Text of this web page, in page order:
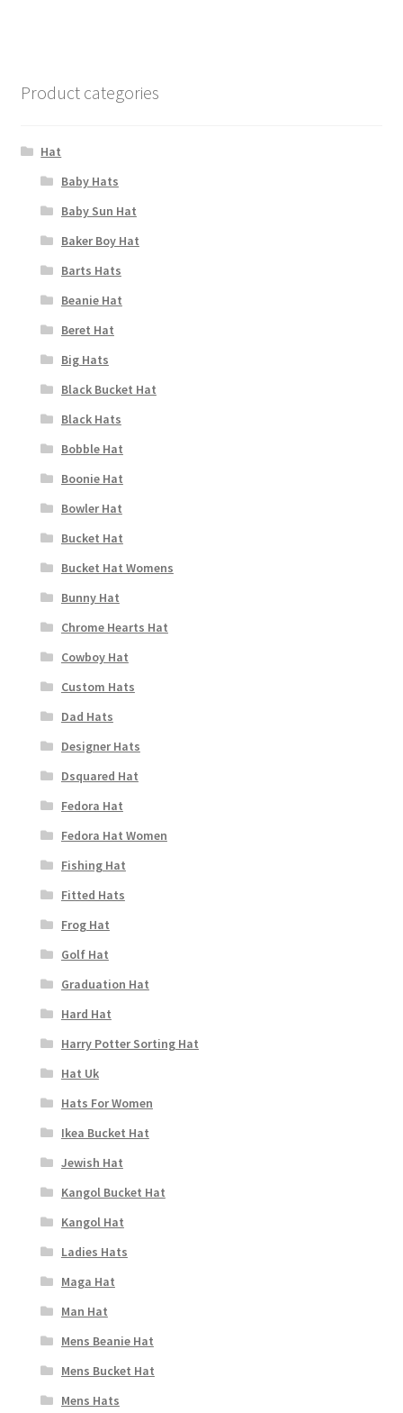
Product categories
Hat
Baby Hats
Baby Sun Hat
Baker Boy Hat
Barts Hats
Beanie Hat
Beret Hat
Big Hats
Black Bucket Hat
Black Hats
Bobble Hat
Boonie Hat
Bowler Hat
Bucket Hat
Bucket Hat Womens
Bunny Hat
Chrome Hearts Hat
Cowboy Hat
Custom Hats
Dad Hats
Designer Hats
Dsquared Hat
Fedora Hat
Fedora Hat Women
Fishing Hat
Fitted Hats
Frog Hat
Golf Hat
Graduation Hat
Hard Hat
Harry Potter Sorting Hat
Hat Uk
Hats For Women
Ikea Bucket Hat
Jewish Hat
Kangol Bucket Hat
Kangol Hat
Ladies Hats
Maga Hat
Man Hat
Mens Beanie Hat
Mens Bucket Hat
Mens Hats